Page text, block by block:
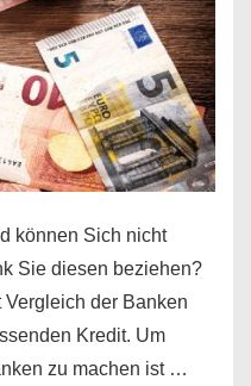
können Sich nicht
Sie diesen beziehen?
der Banken
Kredit. Um
zu machen ist …